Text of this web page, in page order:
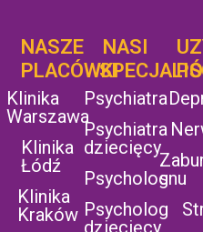
NASZE
PLACÓWKI
Klinika
Warszawa
Klinika
Łódź
Klinika
Kraków
NASI
Psychiatra
Psychiatra
dziecięcy
Psycholog
Psycholog
snu